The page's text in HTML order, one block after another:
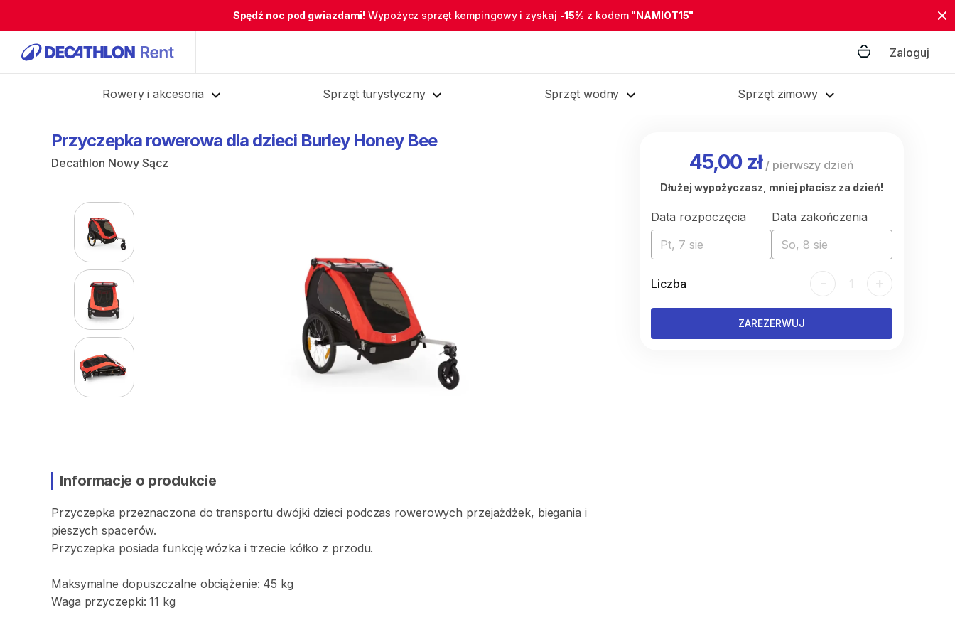
Spędź noc pod gwiazdami! Wypożycz sprzęt kempingowy i zyskaj -15% z kodem "NAMIOT15"
Zaloguj
Rowery i akcesoria Sprzęt turystyczny Sprzęt wodny Sprzęt zimowy
Przyczepka rowerowa dla dzieci Burley Honey Bee
Decathlon Nowy Sącz
Informacje o produkcie
Przyczepka przeznaczona do transportu dwójki dzieci podczas rowerowych przejażdżek​​,​ biegania i
pieszych spacerów.
Przyczepka posiada funkcję wózka i trzecie kółko z przodu.
Maksymalne dopuszczalne obciążenie: 45 kg
Waga przyczepki: 11 kg
45,00 zł/ pierwszy dzień
Dłużej wypożyczasz, mniej płacisz za dzień!
Data rozpoczęcia
Pt, 7 sie
Data zakończenia
So, 8 sie
Liczba - 1 +
ZAREZERWUJ